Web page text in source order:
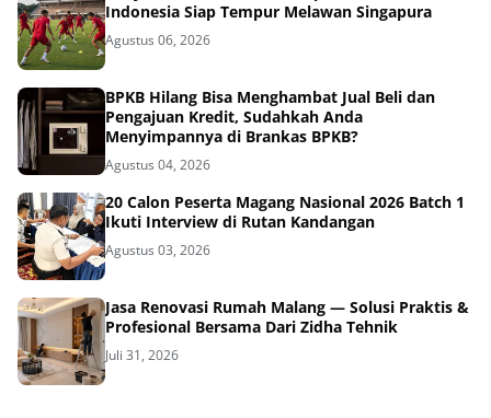
Indonesia Siap Tempur Melawan Singapura
Agustus 06, 2026
BPKB Hilang Bisa Menghambat Jual Beli dan
Pengajuan Kredit, Sudahkah Anda
Menyimpannya di Brankas BPKB?
Agustus 04, 2026
20 Calon Peserta Magang Nasional 2026 Batch 1
Ikuti Interview di Rutan Kandangan
Agustus 03, 2026
Jasa Renovasi Rumah Malang — Solusi Praktis &
Profesional Bersama Dari Zidha Tehnik
Juli 31, 2026